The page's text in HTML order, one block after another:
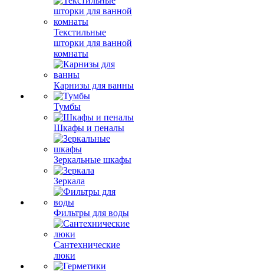
Текстильные
шторки для ванной
комнаты
Карнизы для ванны
Тумбы
Шкафы и пеналы
Зеркальные шкафы
Зеркала
Фильтры для воды
Сантехнические
люки